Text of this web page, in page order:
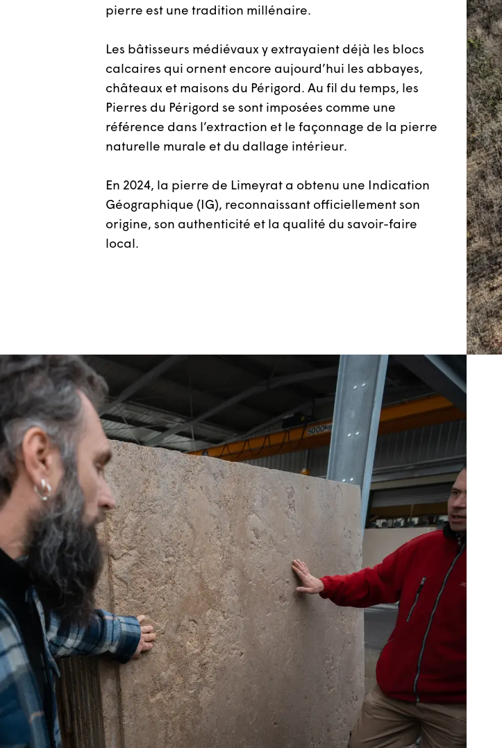
pierre est une tradition millénaire.
Les bâtisseurs médiévaux y extrayaient déjà les blocs
calcaires qui ornent encore aujourd’hui les abbayes,
châteaux et maisons du Périgord. Au fil du temps, les
Pierres du Périgord se sont imposées comme une
référence dans l’extraction et le façonnage de la pierre
naturelle murale et du dallage intérieur.
En 2024, la pierre de Limeyrat a obtenu une Indication
Géographique (IG), reconnaissant officiellement son
origine, son authenticité et la qualité du savoir-faire
local.